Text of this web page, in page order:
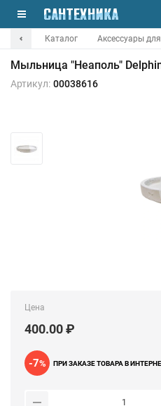
Каталог Аксессуары
Мыльница "Неаполь"
Артикул: 00038616
Цена
400.00 ₽
-7% ПРИ ЗАКАЗЕ ТОВАРА В